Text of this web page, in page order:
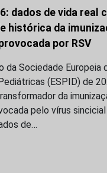
dados de vida real
histórica da
por RSV
da Sociedade Europeia
(ESPID) de
da
pelo vírus
de…